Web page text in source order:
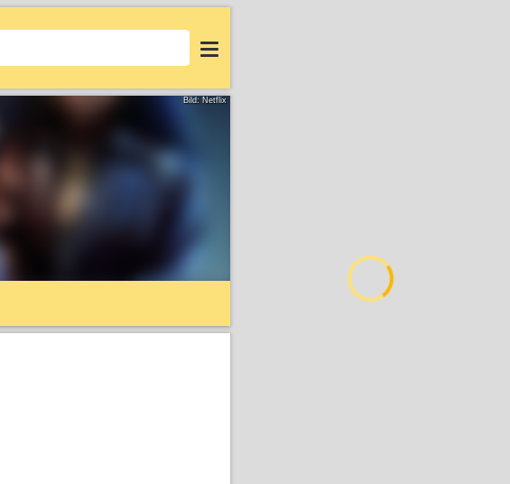
Login
Bild: Netflix